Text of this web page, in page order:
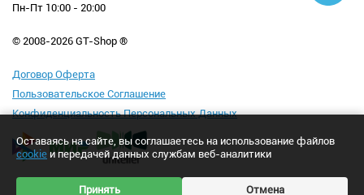
Пн-Пт 10:00 - 20:00
© 2008-2026 GT-Shop ®
Договор Оферта
Пользовательское Соглашение
Конфиденциальность Персональных Данных
Оставаясь на сайте, вы соглашаетесь на использование файлов
cookie и передачей данных службам веб-аналитики
Принять Отмена